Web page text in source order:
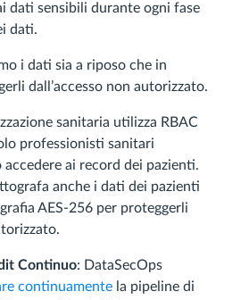
dati sensibili durante ogni fase
dati.
i dati sia a riposo che in
dall’accesso non autorizzato.
sanitaria utilizza RBAC
professionisti sanitari
ai record dei pazienti.
anche i dati dei pazienti
AES-256 per proteggerli
Continuo: DataSecOps
continuamente la pipeline di